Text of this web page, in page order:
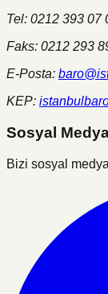
Tel: 0212 393 07
Faks: 0212 293
E-Posta:
KEP:
Sosyal
Bizi sosyal